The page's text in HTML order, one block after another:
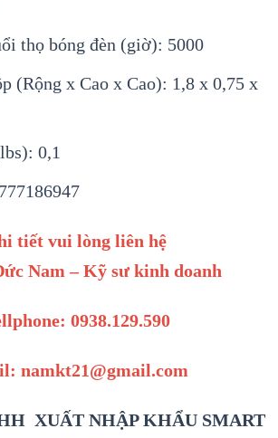
thọ bóng đèn (giờ): 5000
(Rộng x Cao x Cao): 1,8 x 0,75 x
0,1
tiết vui lòng liên hệ
Nam – Kỹ sư kinh doanh
0938.129.590
namkt21@gmail.com
XUẤT NHẬP KHẨU SMART